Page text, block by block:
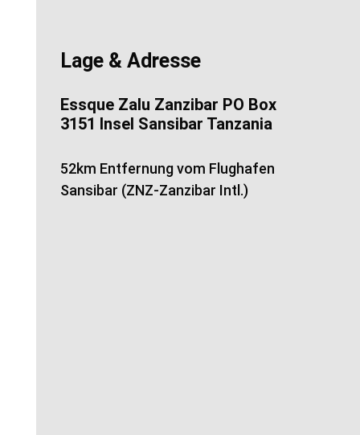
Lage & Adresse
Essque Zalu Zanzibar PO Box
3151 Insel Sansibar Tanzania
52km Entfernung vom Flughafen
Sansibar (ZNZ-Zanzibar Intl.)